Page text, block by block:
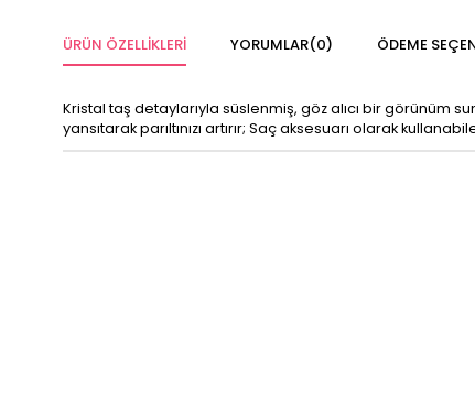
ÜRÜN ÖZELLIKLERI YORUMLAR(0) ÖDEME
Kristal taş detaylarıyla süslenmiş, göz alıcı bir görünüm
yansıtarak parıltınızı artırır; Saç aksesuarı olarak